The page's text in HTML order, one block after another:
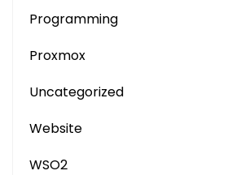
Programming
Proxmox
Uncategorized
Website
WSO2